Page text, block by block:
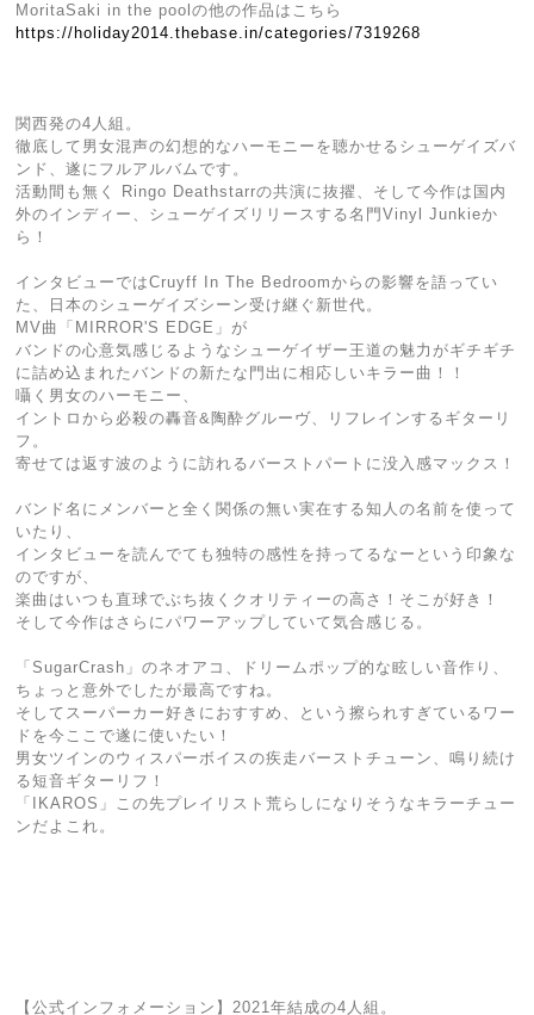
MoritaSaki in the poolの他の作品はこちら
https://holiday2014.thebase.in/categories/7319268
関西発の4人組。
徹底して男女混声の幻想的なハーモニーを聴かせるシューゲイズバ
ンド、遂にフルアルバムです。
活動間も無く Ringo Deathstarrの共演に抜擢、そして今作は国内
外のインディー、シューゲイズリリースする名門Vinyl Junkieか
ら！
インタビューではCruyff In The Bedroomからの影響を語ってい
た、日本のシューゲイズシーン受け継ぐ新世代。
MV曲「MIRROR'S EDGE」が
バンドの心意気感じるようなシューゲイザー王道の魅力がギチギチ
に詰め込まれたバンドの新たな門出に相応しいキラー曲！！
囁く男女のハーモニー、
イントロから必殺の轟音&陶酔グルーヴ、リフレインするギターリ
フ。
寄せては返す波のように訪れるバーストパートに没入感マックス！
バンド名にメンバーと全く関係の無い実在する知人の名前を使って
いたり、
インタビューを読んでても独特の感性を持ってるなーという印象な
のですが、
楽曲はいつも直球でぶち抜くクオリティーの高さ！そこが好き！
そして今作はさらにパワーアップしていて気合感じる。
「SugarCrash」のネオアコ、ドリームポップ的な眩しい音作り、
ちょっと意外でしたが最高ですね。
そしてスーパーカー好きにおすすめ、という擦られすぎているワー
ドを今ここで遂に使いたい！
男女ツインのウィスパーボイスの疾走バーストチューン、鳴り続け
る短音ギターリフ！
「IKAROS」この先プレイリスト荒らしになりそうなキラーチュー
ンだよこれ。
【公式インフォメーション】2021年結成の4人組。